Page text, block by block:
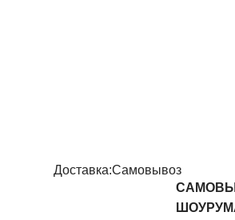
Доставка:Самовывоз